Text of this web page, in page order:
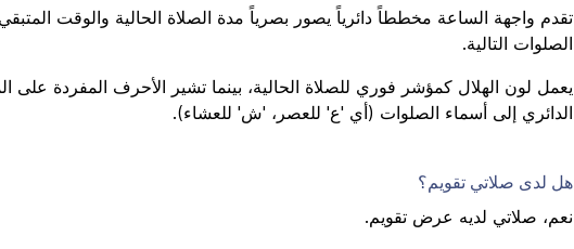
تقدم واجهة الساعة مخططاً دائرياً يصور بصرياً مدة الصلاة الحالية والوقت
الصلوات التالية.
يعمل لون الهلال كمؤشر فوري للصلاة الحالية، بينما تشير الأحرف المفردة على
الدائري إلى أسماء الصلوات (أي 'ع' للعصر، 'ش' للعشاء).
هل لدى صلاتي تقويم؟
نعم، صلاتي لديه عرض تقويم.